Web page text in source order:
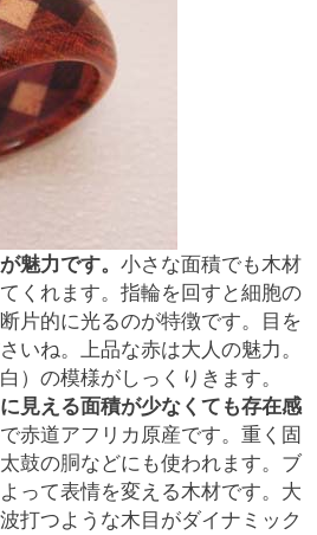
魅力です。 小さな面積でも木材
くれます。指輪を回すと細胞の
片的に光るのが特徴です。目を
いね。上品な赤は大人の魅力。
）の模様がしっくりきます。
見える面積が少なくても存在感
赤道アフリカ原産です。重く固
鼓の胴などにも使われます。ブ
って表情を変える木材です。大
打つような木目がダイナミック